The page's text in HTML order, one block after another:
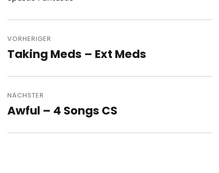
VORHERIGER
Vorheriger
Taking Meds – Ext Meds
NÄCHSTER
Nächster
Awful – 4 Songs CS